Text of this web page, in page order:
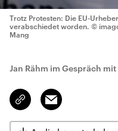
Trotz Protesten: Die EU-
verabschiedet worden. ©
Mang
Jan Rähm im Gespräch
Link
kopieren/teilen
Email